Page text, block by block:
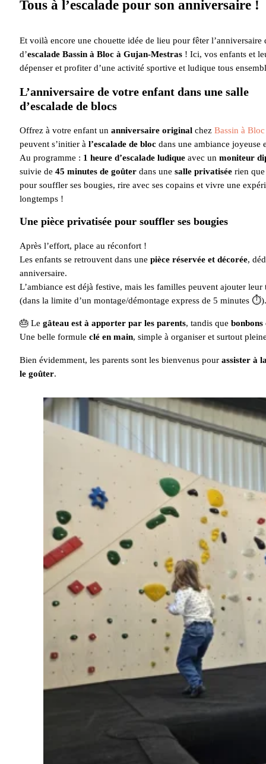
Tous à l’escalade pour son anniversaire !
Et voilà encore une chouette idée de lieu pour fêter
d’escalade Bassin à Bloc à Gujan-Mestras! Ici, vos enfants et
dépenser et profiter d’une activité sportive et ludique tous
L’anniversaire de votre enfant dans une salle
d’escalade de blocs
Offrez à votre enfant un anniversaire originalchez Bassin à Bloc
peuvent s’initier à l’escalade de blocdans une ambiance joyeuse
Au programme : 1 heure d’escalade ludiqueavec un moniteur
suivie de 45 minutes de goûterdans une salle privatiséerien que
pour souffler ses bougies, rire avec ses copains et vivre une
longtemps !
Une pièce privatisée pour souffler ses bougies
Après l’effort, place au réconfort !
Les enfants se retrouvent dans une pièce réservée et décorée,
anniversaire.
L’ambiance est déjà festive, mais les familles peuvent ajouter
(dans la limite d’un montage/démontage express de 5 minutes ⏱️).
🎂 Le gâteau est à apporter par les parents, tandis que bonbons
Une belle formule clé en main, simple à organiser et surtout
Bien évidemment, les parents sont les bienvenus pour assister à
le goûter.